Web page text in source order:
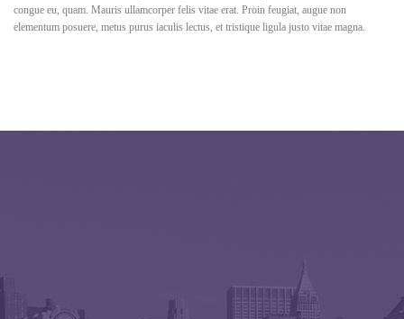
congue eu, quam. Mauris ullamcorper felis vitae erat. Proin feugiat, augue non
elementum posuere, metus purus iaculis lectus, et tristique ligula justo vitae magna.